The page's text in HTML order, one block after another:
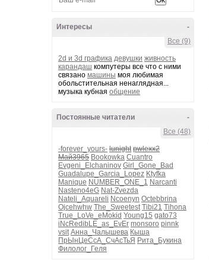
-
Интересы
Все (9)
2d и 3d графика девушки живность
карандаш компутеры все что с ними
связано машины моя любимая
обольстительная ненаглядная...
музыка кубная общение
-
Постоянные читатели
Все (48)
-forever_yours- lunight pwlexx2
Май3965 Bookowka Cuantro
Evgeni_Elchaninov Girl_Gone_Bad
Guadalupe_Garcia_Lopez Ktyfka
Manique NUMBER_ONE_1 Narcanti
Nasteno4eG Nat-Zvezda
Nateli_Aquareli Ncoenyn Octebbrina
Ojcehwhw The_Sweetest Tibi21 Tihona
True_LoVe_eMokid Young15 gato73
iNcRedibLE_as_EvEr monsoro pinnk
vsit Анна_Чалышева Кыша
ПрЫнЦеСсА_СчАсТьЯ Рита_Букина
Филолог_Геля